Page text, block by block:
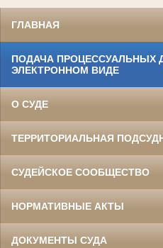
ГЛАВНАЯ
ПОДАЧА ПРОЦЕССУАЛЬНЫХ
ЭЛЕКТРОННОМ ВИДЕ
О СУДЕ
ТЕРРИТОРИАЛЬНАЯ
СУДЕЙСКОЕ СООБЩЕСТВО
НОРМАТИВНЫЕ АКТЫ
ДОКУМЕНТЫ СУДА